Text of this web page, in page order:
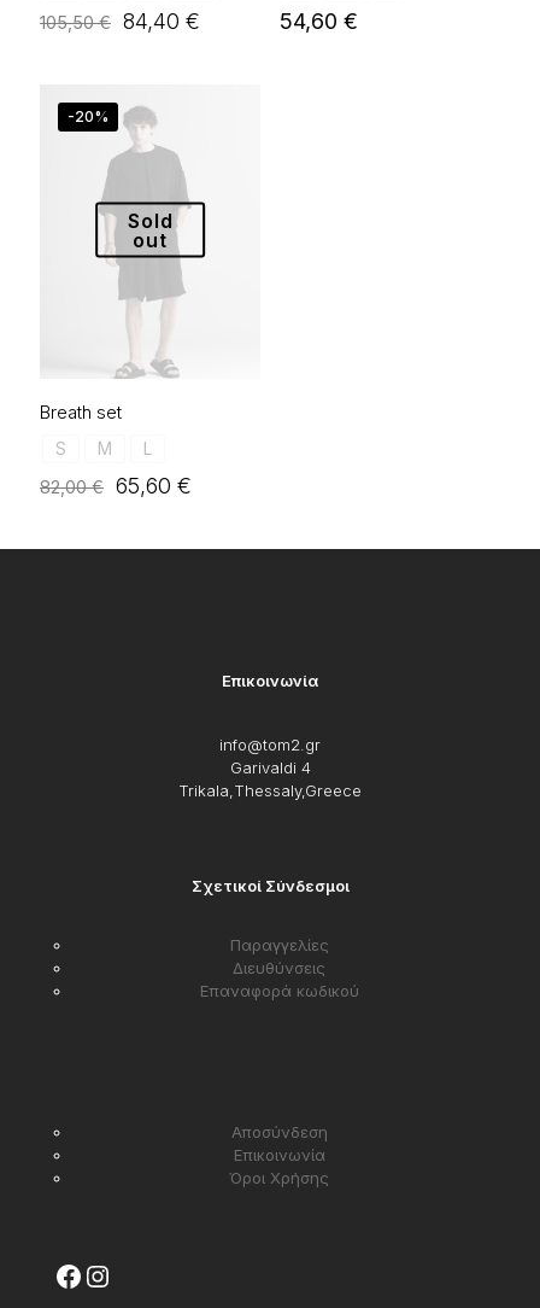
105,50€ Original
84,40 € 54,60 €
-20%
Sold
out
Breath set
S M
L
82,00€ Original
82,00 €.
65,60 €
είναι:
Επικοινωνία
info@tom2.gr
Garivaldi 4
Trikala,Thessaly,Greece
Σχετικοί Σύνδεσμοι
Παραγγελίες
Διευθύνσεις
Επαναφορά κωδικού
Αποσύνδεση
Επικοινωνία
Όροι Χρήσης
Facebook
Instagram